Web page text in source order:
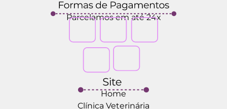
Parcelamos em até 24x
Home
Clínica Veterinária